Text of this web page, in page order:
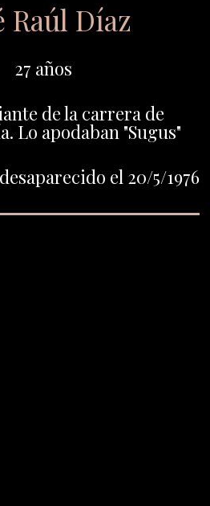
Raúl Díaz
27 años
de la carrera de
Lo apodaban "Sugus"
el 20/5/1976